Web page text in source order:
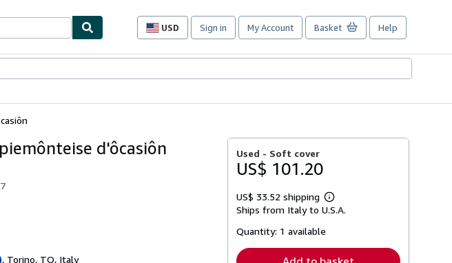
USD
Site
preferences
Sign in My Account Basket Help
d'ôcasiôn
, Torino, TO, Italy
Used - Soft cover
US$ 101.20
US$ 33.52 shipping
Learn
more
Ships from Italy to U.S.A.
Quantity: 1 available